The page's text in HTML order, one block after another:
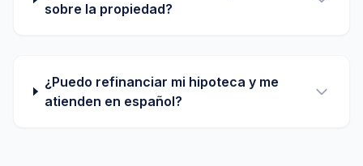
sobre la propiedad?
¿Puedo refinanciar mi hipoteca y me
atienden en español?